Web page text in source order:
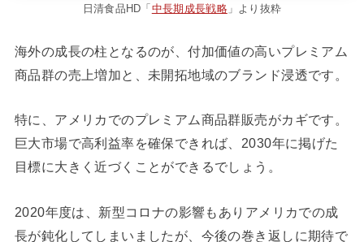
日清食品HD「中長期成長戦略 」より抜粋
海外の成長の柱となるのが、付加価値の高いプレミアム
商品群の売上増加と、未開拓地域のブランド浸透です。
特に、アメリカでのプレミアム商品群販売がカギです。
巨大市場で高利益率を確保できれば、2030年に掲げた
目標に大きく近づくことができるでしょう。
2020年度は、新型コロナの影響もありアメリカでの成
長が鈍化してしまいましたが、今後の巻き返しに期待で